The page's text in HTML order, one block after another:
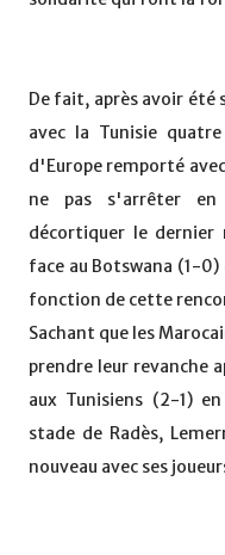
De fait, après avoir
avec la Tunisie
d'Europe remporté
ne pas s'arrêter
décortiquer le dernier
face au Botswana (1-
fonction de cette
Sachant que les
prendre leur revanche
aux Tunisiens (2-1)
stade de Radès,
nouveau avec ses